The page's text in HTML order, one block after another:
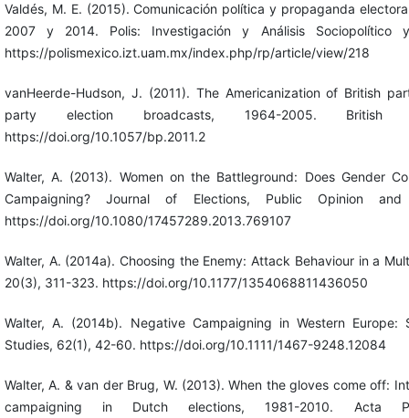
Valdés, M. E. (2015). Comunicación política y propaganda
2007 y 2014. Polis: Investigación y Análisis Sociopolítico
https://polismexico.izt.uam.mx/index.php/rp/article/view/218
vanHeerde-Hudson, J. (2011). The Americanization of British
party election broadcasts, 1964-2005. British
https://doi.org/10.1057/bp.2011.2
Walter, A. (2013). Women on the Battleground: Does Gender
Campaigning? Journal of Elections, Public Opinion
https://doi.org/10.1080/17457289.2013.769107
Walter, A. (2014a). Choosing the Enemy: Attack Behaviour in a
20(3), 311-323. https://doi.org/10.1177/1354068811436050
Walter, A. (2014b). Negative Campaigning in Western Europe:
Studies, 62(1), 42-60. https://doi.org/10.1111/1467-9248.12084
Walter, A. & van der Brug, W. (2013). When the gloves come off:
campaigning in Dutch elections, 1981-2010. Acta